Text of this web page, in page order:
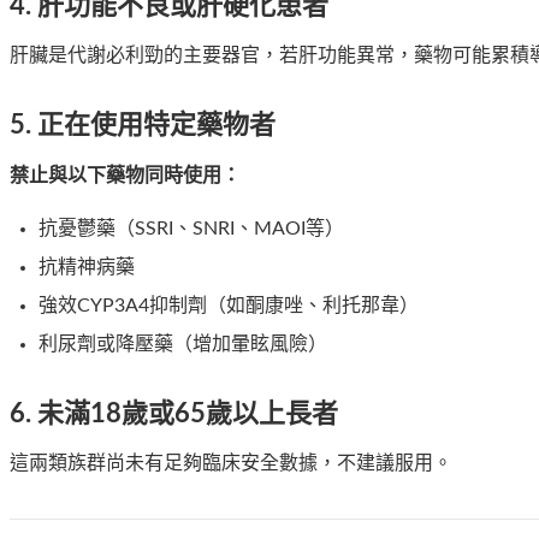
4. 肝功能不良或肝硬化患者
肝臟是代謝必利勁的主要器官，若肝功能異常，藥物可能累積
5. 正在使用特定藥物者
禁止與以下藥物同時使用：
抗憂鬱藥（SSRI、SNRI、MAOI等）
抗精神病藥
強效CYP3A4抑制劑（如酮康唑、利托那韋）
利尿劑或降壓藥（增加暈眩風險）
6. 未滿18歲或65歲以上長者
這兩類族群尚未有足夠臨床安全數據，不建議服用。